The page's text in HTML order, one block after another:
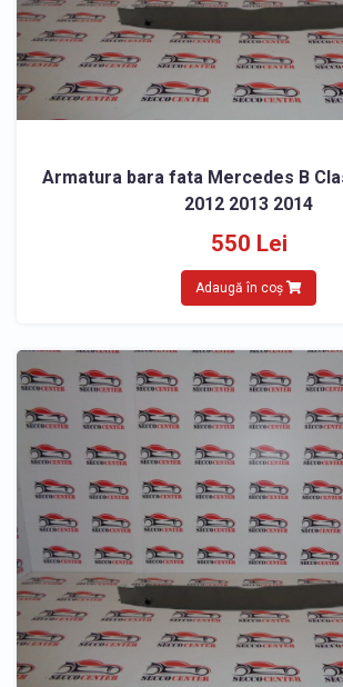
Armatura bara fata Mercedes B
2012 2013 2014
550 Lei
Adaugă în coș